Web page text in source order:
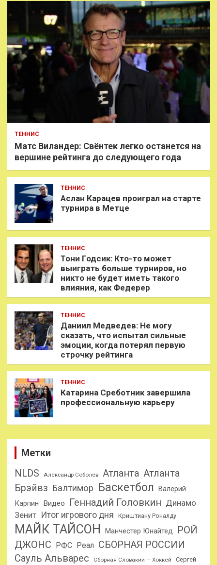
ТЕННИС
Матс Виландер: Свёнтек легко останется на
вершине рейтинга до следующего года
ТЕННИС
Аслан Карацев проиграл на старте
турнира в Метце
ТЕННИС
Тони Годсик: Кто-то может
выиграть больше турниров, но
никто не будет иметь такого
влияния, как Федерер
ТЕННИС
Даниил Медведев: Не могу
сказать, что испытал сильные
эмоции, когда потерял первую
строчку рейтинга
ТЕННИС
Катарина Среботник завершила
профессиональную карьеру
Метки
NLDS
Александр Соболев Атланта Атланта
Брэйвз Балтимор Баскетбол
Валерий
Карпин
Видео Геннадий Головкин Динамо
Зенит Итог игрового дня Криштиану Роналду
МАЙК ТАЙСОН Манчестер Юнайтед
РОЙ
ДЖОНС
РФС Реал СБОРНАЯ РОССИИ
Сауль Альварес Сборная Словакии — Хоккей
Сергей